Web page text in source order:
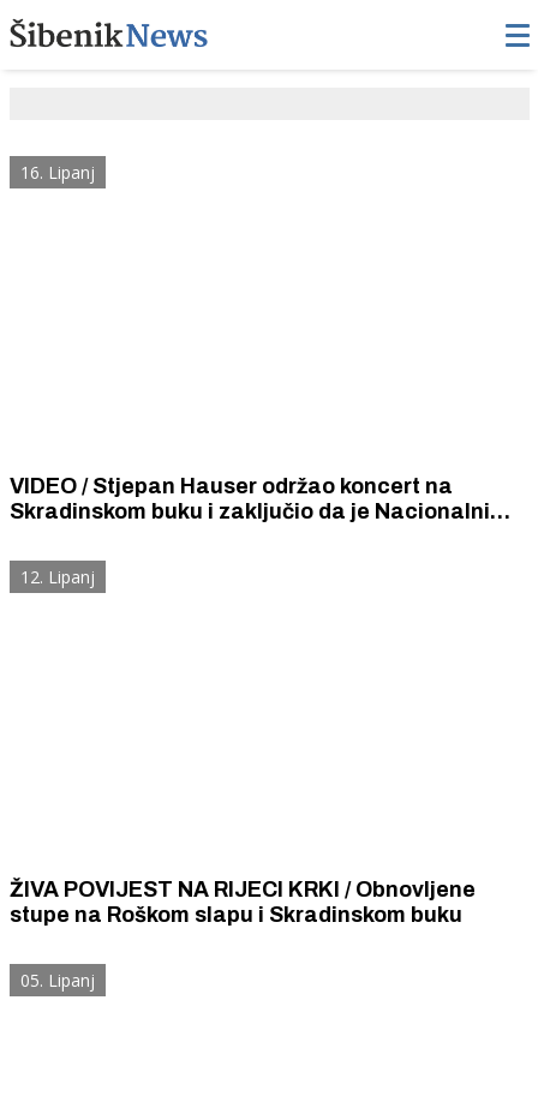
16. Lipanj
VIDEO / Stjepan Hauser održao koncert na
Skradinskom buku i zaključio da je Nacionalni
12. Lipanj
ŽIVA POVIJEST NA RIJECI KRKI / Obnovljene
stupe na Roškom slapu i Skradinskom buku
05. Lipanj